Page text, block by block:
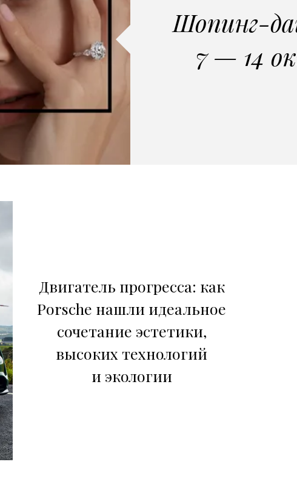
Шопинг-
7 — 14
Двигатель прогресса: как
Porsche нашли идеальное
сочетание эстетики,
высоких технологий
и экологии